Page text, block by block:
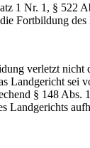
1, § 522 Abs.
Fortbildung
nicht die
Landgericht sei
§ 148
Landgerichts